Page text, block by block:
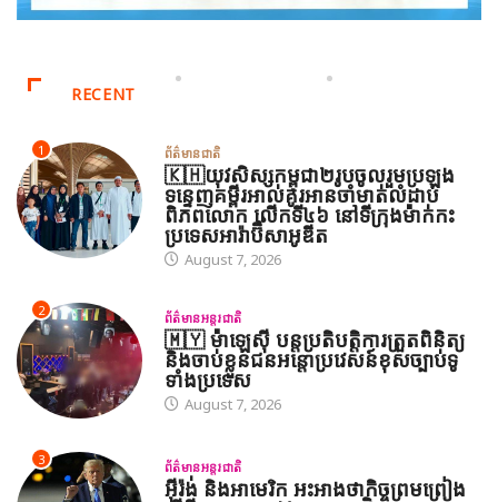
RECENT
1 ព័ត៌មានជាតិ
🇰🇭យុវសិស្សកម្ពុជា២រូបចូលរួមប្រឡង
ទន្ទេញគម្ពីរអាល់គូរអានចាំមាត់លំដាប់
ពិភពលោក លើកទី៤៦ នៅទីក្រុងម៉ាក់កះ
ប្រទេសអារ៉ាប៊ីសាអូឌីត
August 7, 2026
2 ព័ត៌មានអន្តរជាតិ
🇲🇾 ម៉ាឡេស៊ី បន្តប្រតិបត្តិការត្រួតពិនិត្យ
និងចាប់ខ្លួនជនអន្តោប្រវេសន៍ខុសច្បាប់ទូ
ទាំងប្រទេស
August 7, 2026
3 ព័ត៌មានអន្តរជាតិ
អ៊ីរ៉ង់ និងអាមេរិក អះអាងថាកិច្ចព្រមព្រៀង